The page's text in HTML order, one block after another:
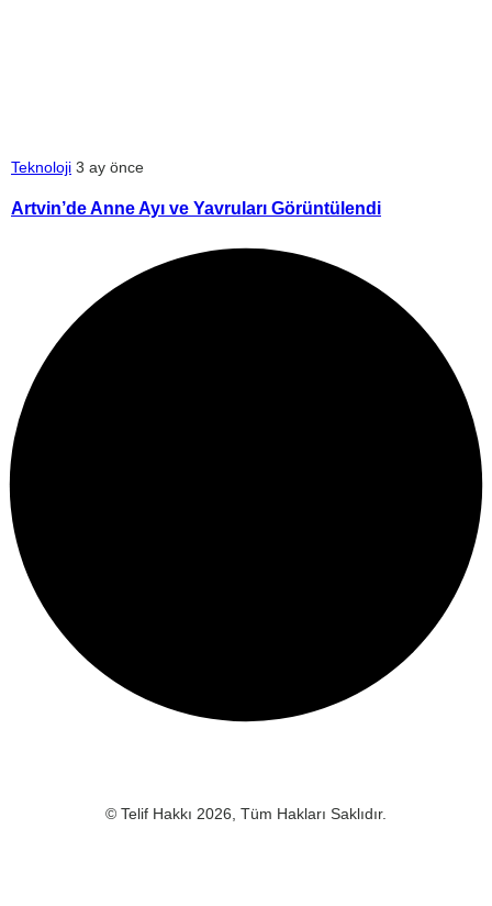
Teknoloji 3 ay önce
Artvin’de Anne Ayı ve Yavruları Görüntülendi
© Telif Hakkı 2026, Tüm Hakları Saklıdır.